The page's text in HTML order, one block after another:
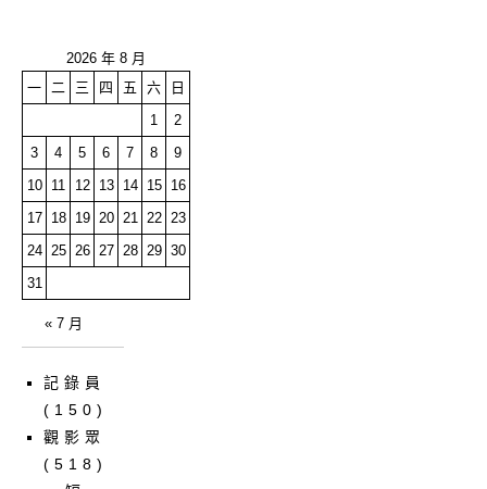
2026 年 8 月
一 二 三 四 五 六
日
1
2
3
4 5 6 7 8
9
10
11 12 13 14 15
16
17
18 19 20 21 22 23
24 25 26 27 28 29 30
31
« 7 月
記錄員
(150)
觀影眾
(518)